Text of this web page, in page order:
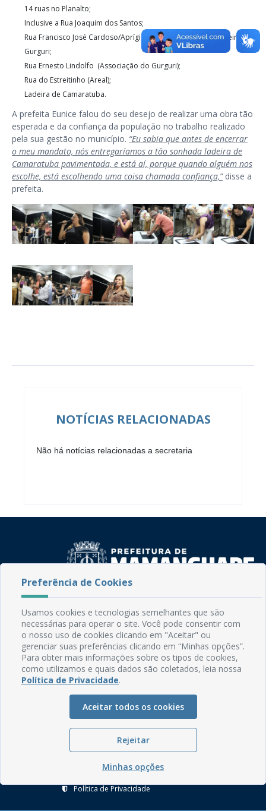
14 ruas no Planalto;
Inclusive a Rua Joaquim dos Santos;
⁠Rua Francisco José Cardoso/Aprígio Ferreira (Rua das Bananeiras)
Gurguri;
⁠Rua Ernesto Lindolfo (Associação do Gurguri);
⁠Rua do Estreitinho (Areal);
⁠Ladeira de Camaratuba.
A prefeita Eunice falou do seu desejo de realizar uma obra tão
esperada e da confiança da população no trabalho realizado
pela sua gestão no município. “Eu sabia que antes de encerrar
o meu mandato, nós entregaríamos a tão sonhada ladeira de
Camaratuba pavimentada, e está aí, porque quando alguém nos
escolhe, está escolhendo uma coisa chamada confiança,”disse a
prefeita.
NOTÍCIAS RELACIONADAS
Não há notícias relacionadas a secretaria
CEP: 58.280-000 - Mamanguape/PB
Fone: (83) 3292-2246
Email: comunicacao@mamanguape.pb.gov.br
Expediente: Segunda à Sexta, das 08h às 13h
Mapa do Site
Manual de Navegação
Glossário
Ouvidoria
Serviços Internos
Política de Privacidade
Preferência de Cookies
Usamos cookies e tecnologias semelhantes que são
necessárias para operar o site. Você pode consentir com
o nosso uso de cookies clicando em "Aceitar" ou
gerenciar suas preferências clicando em “Minhas opções”.
Para obter mais informações sobre os tipos de cookies,
como utilizamos e quais dados são coletados, leia nossa
Política de Privacidade.
Aceitar todos os cookies
Rejeitar
Minhas opções